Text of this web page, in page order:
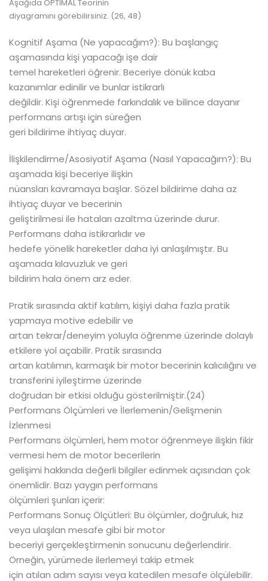
Aşağıda OPTIMAL Teorinin
diyagramını görebilirsiniz. (26, 48)
Kognitif Aşama (Ne yapacağım?): Bu başlangıç
aşamasında kişi yapacağı işe dair
temel hareketleri öğrenir. Beceriye dönük kaba
kazanımlar edinilir ve bunlar istikrarlı
değildir. Kişi öğrenmede farkındalık ve bilince dayanır
performans artışı için süreğen
geri bildirime ihtiyaç duyar.
İlişkilendirme/Asosiyatif Aşama (Nasıl Yapacağım?): Bu
aşamada kişi beceriye ilişkin
nüansları kavramaya başlar. Sözel bildirime daha az
ihtiyaç duyar ve becerinin
geliştirilmesi ile hataları azaltma üzerinde durur.
Performans daha istikrarlıdır ve
hedefe yönelik hareketler daha iyi anlaşılmıştır. Bu
aşamada kılavuzluk ve geri
bildirim hala önem arz eder.
Pratik sırasında aktif katılım, kişiyi daha fazla pratik
yapmaya motive edebilir ve
artan tekrar/deneyim yoluyla öğrenme üzerinde dolaylı
etkilere yol açabilir. Pratik sırasında
artan katılımın, karmaşık bir motor becerinin kalıcılığını ve
transferini iyileştirme üzerinde
doğrudan bir etkisi olduğu gösterilmiştir.(24)
Performans Ölçümleri ve İlerlemenin/Gelişmenin
İzlenmesi
Performans ölçümleri, hem motor öğrenmeye ilişkin fikir
vermesi hem de motor becerilerin
gelişimi hakkında değerli bilgiler edinmek açısından çok
önemlidir. Bazı yaygın performans
ölçümleri şunları içerir:
Performans Sonuç Ölçütleri: Bu ölçümler, doğruluk, hız
veya ulaşılan mesafe gibi bir motor
beceriyi gerçekleştirmenin sonucunu değerlendirir.
Örneğin, yürümede ilerlemeyi takip etmek
için atılan adım sayısı veya katedilen mesafe ölçülebilir.